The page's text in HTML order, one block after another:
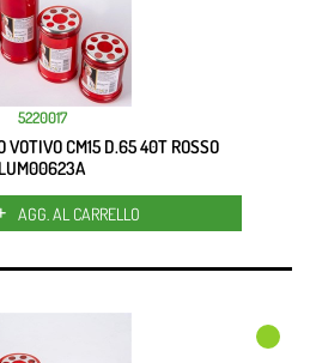
5220017
VOTIVO CM15 D.65 40T ROSSO
LUM00623A
Quantità
AGG. AL CARRELLO